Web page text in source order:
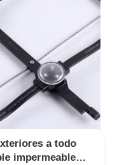
a todo
impermeable